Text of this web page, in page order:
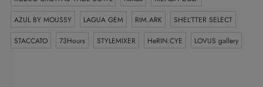
AZUL BY MOUSSY
LAGUA GEM RIM.ARK
SHEL’TTER SELECT
STACCATO
73Hours STYLEMIXER HeRIN.CYE LOVUS gallery